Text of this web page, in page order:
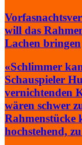
will das
Lachen bringen
«Schlimmer
Schauspieler
vernichtenden
wären schwer
Rahmenstücke
hochstehend,